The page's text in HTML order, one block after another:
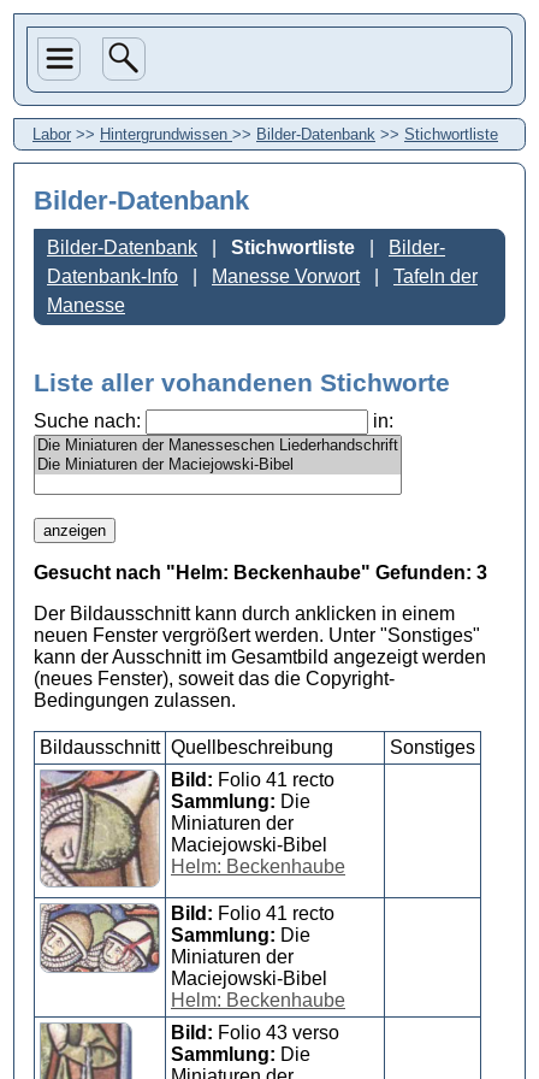
Labor >> Hintergrundwissen >> Bilder-Datenbank >> Stichwortliste
Bilder-Datenbank
Bilder-Datenbank Stichwortliste
Bilder-
Datenbank-Info
Manesse Vorwort
Tafeln der
Manesse
Liste aller vohandenen Stichworte
Suche nach: in:
Gesucht nach "Helm: Beckenhaube" Gefunden: 3
Der Bildausschnitt kann durch anklicken in einem
neuen Fenster vergrößert werden. Unter "Sonstiges"
kann der Ausschnitt im Gesamtbild angezeigt werden
(neues Fenster), soweit das die Copyright-
Bedingungen zulassen.
Bildausschnitt Quellbeschreibung
Sonstiges
Bild: Folio 41 recto
Sammlung: Die
Miniaturen der
Maciejowski-Bibel
Helm: Beckenhaube
Bild: Folio 41 recto
Sammlung: Die
Miniaturen der
Maciejowski-Bibel
Helm: Beckenhaube
Bild: Folio 43 verso
Sammlung: Die